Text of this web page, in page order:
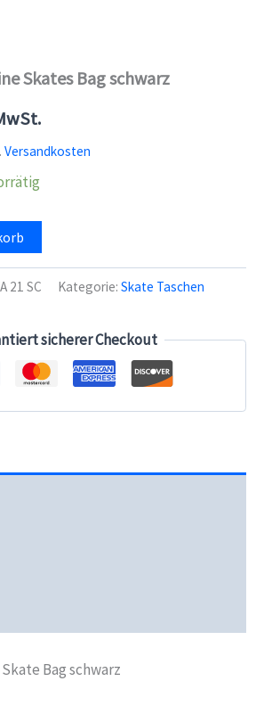
Skates Bag schwarz
Versandkosten
21 SC Kategorie: Skate Taschen
sicherer Checkout
Bag schwarz